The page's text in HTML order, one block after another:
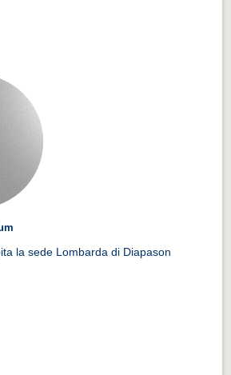
la sede Lombarda di Diapason